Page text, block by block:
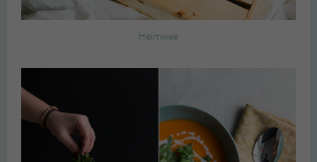
Heimwee